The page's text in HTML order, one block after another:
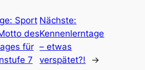
Sport
des
für
7
Nächste:
Kennenlerntage
– etwas
verspätet?!
→